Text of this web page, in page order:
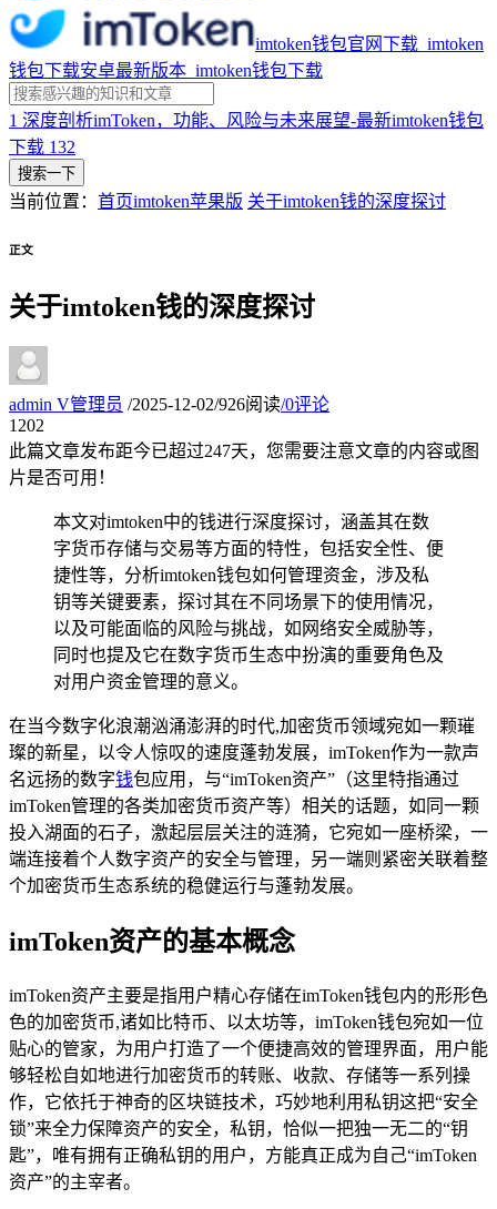
imtoken钱包官网下载_imtoken
钱包下载安卓最新版本_imtoken钱包下载
1 深度剖析imToken，功能、风险与未来展望-最新imtoken钱包
下载 132
搜索一下
当前位置： 首页imtoken苹果版 关于imtoken钱的深度探讨
正文
关于imtoken钱的深度探讨
admin V管理员 /2025-12-02/926阅读/0评论
1202
此篇文章发布距今已超过247天，您需要注意文章的内容或图
片是否可用！
本文对imtoken中的钱进行深度探讨，涵盖其在数
字货币存储与交易等方面的特性，包括安全性、便
捷性等，分析imtoken钱包如何管理资金，涉及私
钥等关键要素，探讨其在不同场景下的使用情况，
以及可能面临的风险与挑战，如网络安全威胁等，
同时也提及它在数字货币生态中扮演的重要角色及
对用户资金管理的意义。
在当今数字化浪潮汹涌澎湃的时代,加密货币领域宛如一颗璀
璨的新星，以令人惊叹的速度蓬勃发展，imToken作为一款声
名远扬的数字钱包应用，与“imToken资产”（这里特指通过
imToken管理的各类加密货币资产等）相关的话题，如同一颗
投入湖面的石子，激起层层关注的涟漪，它宛如一座桥梁，一
端连接着个人数字资产的安全与管理，另一端则紧密关联着整
个加密货币生态系统的稳健运行与蓬勃发展。
imToken资产的基本概念
imToken资产主要是指用户精心存储在imToken钱包内的形形色
色的加密货币,诸如比特币、以太坊等，imToken钱包宛如一位
贴心的管家，为用户打造了一个便捷高效的管理界面，用户能
够轻松自如地进行加密货币的转账、收款、存储等一系列操
作，它依托于神奇的区块链技术，巧妙地利用私钥这把“安全
锁”来全力保障资产的安全，私钥，恰似一把独一无二的“钥
匙”，唯有拥有正确私钥的用户，方能真正成为自己“imToken
资产”的主宰者。